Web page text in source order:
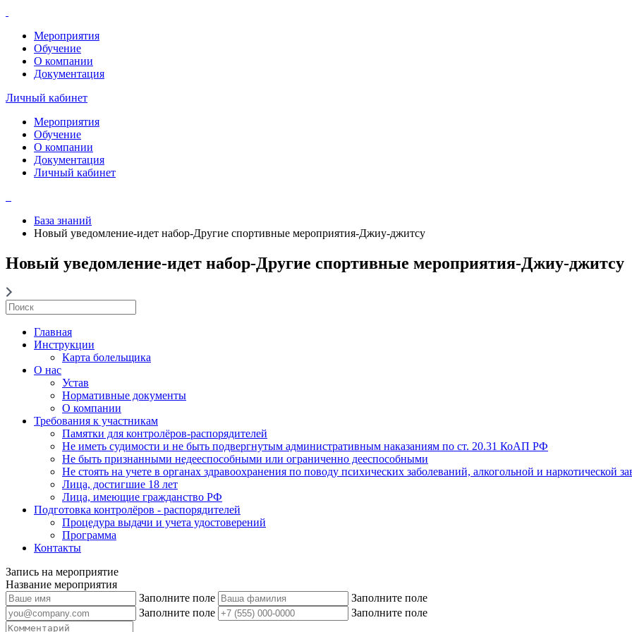
Мероприятия
Обучение
О компании
Документация
Личный кабинет
Мероприятия
Обучение
О компании
Документация
Личный кабинет
База знаний
Новый уведомление-идет набор-Другие спортивные мероприятия-Джиу-джитсу
Новый уведомление-идет набор-Другие спортивные мероприятия-Джиу-джитсу
Главная
Инструкции
Карта болельщика
О нас
Устав
Нормативные документы
О компании
Требования к участникам
Памятки для контролёров-распорядителей
Не иметь судимости и не быть подвергнутым административным наказаниям по ст. 20.31 КоАП РФ
Не быть признанными недееспособными или ограниченно дееспособными
Не стоять на учете в органах здравоохранения по поводу психических заболеваний, алкогольной и наркотической
Лица, достигшие 18 лет
Лица, имеющие гражданство РФ
Подготовка контролёров - распорядителей
Процедура выдачи и учета удостоверений
Программа
Контакты
Запись на мероприятие
Название мероприятия
Заполните поле
Заполните поле
Заполните поле
Заполните поле